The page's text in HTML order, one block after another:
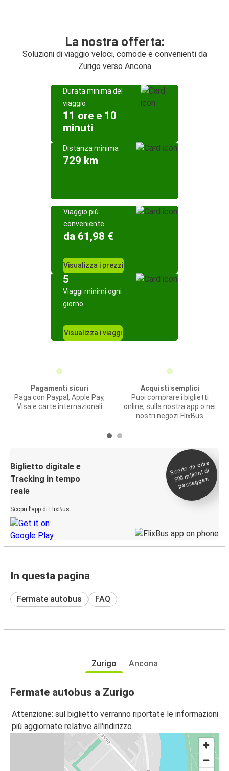
La nostra offerta:
Soluzioni di viaggio veloci, comode e convenienti da
Zurigo verso Ancona
Durata minima del
viaggio
11 ore e 10
minuti
Distanza minima
729 km
Viaggio più
conveniente
da 61,98 €
Visualizza i prezzi
5
Viaggi minimi ogni
giorno
Visualizza i viaggi
Pagamenti sicuri
Paga con Paypal, Apple Pay,
Visa e carte internazionali
Acquisti semplici
Puoi comprare i biglietti
online, sulla nostra app o nei
nostri negozi FlixBus
Biglietto digitale e
Tracking in tempo
reale
Scopri l’app di FlixBus
Scelto da oltre
500
milioni di
passeggeri
In questa pagina
Fermate autobus FAQ
Zurigo Ancona
Fermate autobus a Zurigo
Attenzione: sul biglietto verranno riportate le informazioni
più aggiornate relative all'indirizzo.